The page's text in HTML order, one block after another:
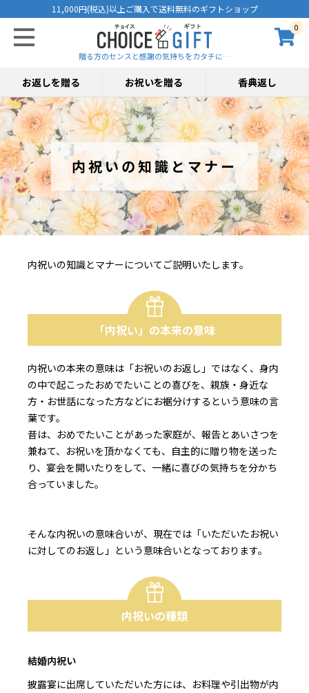
11,000円(税込)以上ご購入で送料無料のギフトショップ
0
贈る方のセンスと感謝の気持ちをカタチに…
お返しを贈る お祝いを贈る 香典返し
内祝いの知識とマナー
内祝いの知識とマナーについてご説明いたします。
「内祝い」の本来の意味
内祝いの本来の意味は「お祝いのお返し」ではなく、身内
の中で起こったおめでたいことの喜びを、親族・身近な
方・お世話になった方などにお裾分けするという意味の言
葉です。
昔は、おめでたいことがあった家庭が、報告とあいさつを
兼ねて、お祝いを頂かなくても、自主的に贈り物を送った
り、宴会を開いたりをして、一緒に喜びの気持ちを分かち
合っていました。
そんな内祝いの意味合いが、現在では「いただいたお祝い
に対してのお返し」という意味合いとなっております。
内祝いの種類
結婚内祝い
披露宴に出席していただいた方には、お料理や引出物が内